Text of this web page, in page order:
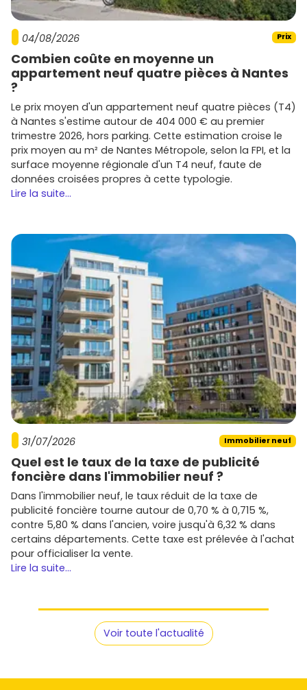
noms dulogement neufet des acteurs régionaux. Ils
opèrent selon les opportunités foncières, avec des
gammes allant du primo-accédant au haut de gamme :
Bouygues Immobilier,Nexity, Cogedim,VINCI
Immobilier
Kaufman & Broad,
performants énergétiquement.
Promogim, Marignan,Pitch Immo, Urbat, Groupe
Gambetta , Icade– acteurs très présents enPACA
dans leVar , avec une offre adaptée aux budgets
locaux.
Compare les
disponibles surVivre dans le neuf
pour repérer les
opportunités en temps réel.
Conseils express pour réussir ton achat
neuf à Draguignan
Pour mettre toutes les chances de ton côté :
Définis ton budget global (prix d'achat,frais de
notaire réduits, ameublement, intérêts intercalaires
siVEFA).
Vérifie lesaidesmobilisables :PTZpour habiter selon
critères, dispositifs dedéfiscalisationpour investir
selon la zone et les conditions en vigueur.
Choisis l'emplacement d'abord :
quartier, transports,
écoles, commerces, orientation et nuisances
potentielles.
Soigne la revente future : privilégie des
fonctionnels , unextérieur, une place deparking
des prestations durables.
Épluche lescharges prévisionnelles et les garanties
(parfait achèvement, décennale, biennale).
Prêt à passer à l'action ? Parcours les programmes et lots
disponibles sur
, la bonne affaire se joue souvent sur la
réactivité et le choix d'unemplacement bien calibré pour
04/08/2026 Prix
Combien coûte en moyenne un
appartement neuf quatre pièces à Nantes
?
Le prix moyen d'un appartement neuf quatre pièces (T4)
à Nantes s'estime autour de 404 000 € au premier
trimestre 2026, hors parking. Cette estimation croise le
prix moyen au m² de Nantes Métropole, selon la FPI, et la
surface moyenne régionale d'un T4 neuf, faute de
données croisées propres à cette typologie.
Lire la suite...
31/07/2026 Immobilier neuf
Quel est le taux de la taxe de publicité
foncière dans l'immobilier neuf ?
Dans l'immobilier neuf, le taux réduit de la taxe de
publicité foncière tourne autour de 0,70 % à 0,715 %,
contre 5,80 % dans l'ancien, voire jusqu'à 6,32 % dans
certains départements. Cette taxe est prélevée à l'achat
pour officialiser la vente.
Lire la suite...
Voir toute l'actualité